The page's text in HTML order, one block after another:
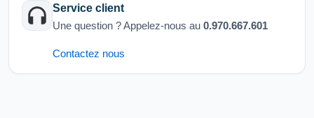
Service client
Une question ? Appelez-nous au 0.970.667.601
Contactez nous